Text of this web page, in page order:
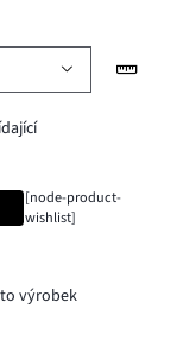
[node-product-
wishlist]
výrobek